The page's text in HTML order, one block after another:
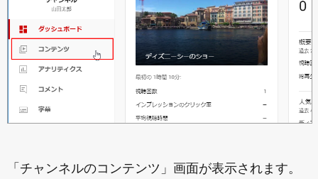
「チャンネルのコンテンツ」画面が表示されます。